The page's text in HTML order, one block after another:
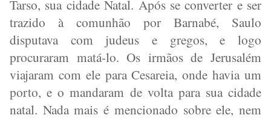
Tarso, sua cidade Natal. Após se converter e ser
trazido à comunhão por Barnabé, Saulo
disputava com judeus e gregos, e logo
procuraram matá-lo. Os irmãos de Jerusalém
viajaram com ele para Cesareia, onde havia um
porto, e o mandaram de volta para sua cidade
natal. Nada mais é mencionado sobre ele, nem